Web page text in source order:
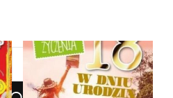
Looking
for